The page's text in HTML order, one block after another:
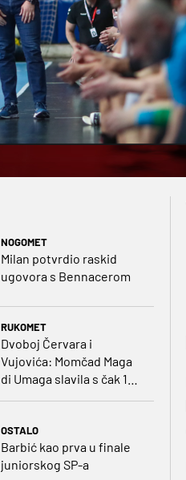
NOGOMET
Milan potvrdio raskid
ugovora s Bennacerom
RUKOMET
Dvoboj Červara i
Vujovića: Momčad Maga
di Umaga slavila s čak 12
OSTALO
Barbić kao prva u finale
juniorskog SP-a